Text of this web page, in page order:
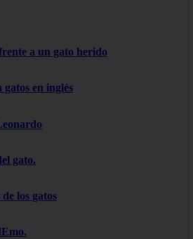
a un gato herido
en inglés
gato.
los gatos